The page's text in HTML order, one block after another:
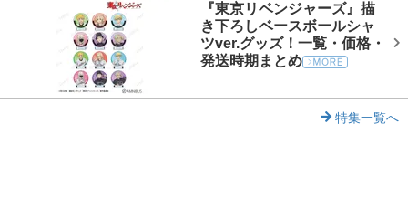
『東京リベンジャーズ』描
き下ろしベースボールシャ
ツver.グッズ！一覧・価格・
発送時期まとめ
特集一覧へ